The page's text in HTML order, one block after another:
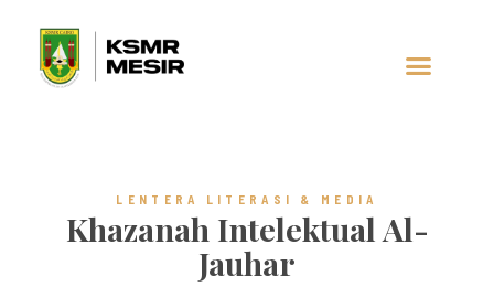
LENTERA LITERASI & MEDIA
Khazanah Intelektual Al-
Jauhar